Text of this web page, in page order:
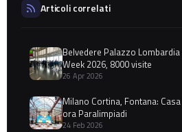
Articoli correlati
Belvedere Palazzo
Week 2026, 8000 visite
26 Apr 2026
Milano Cortina, Fontana:
ora Paralimpiadi
24 Feb 2026